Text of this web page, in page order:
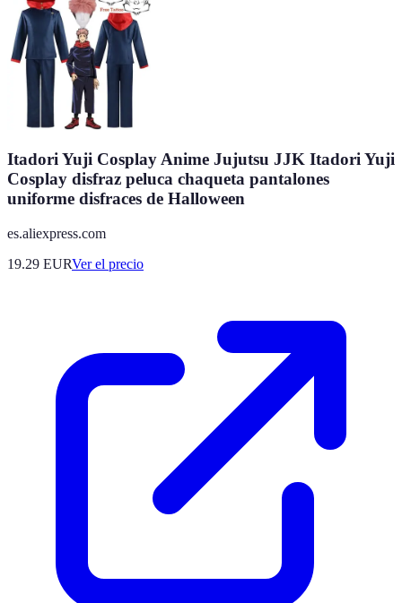
Itadori Yuji Cosplay Anime Jujutsu JJK Itadori Yuji
Cosplay disfraz peluca chaqueta pantalones
uniforme disfraces de Halloween
es.aliexpress.com
19.29 EURVer el precio